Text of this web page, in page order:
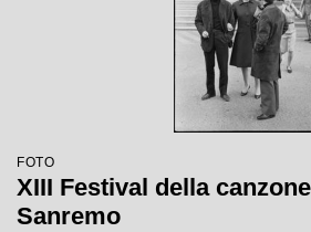
FOTO
XIII Festival della
Sanremo